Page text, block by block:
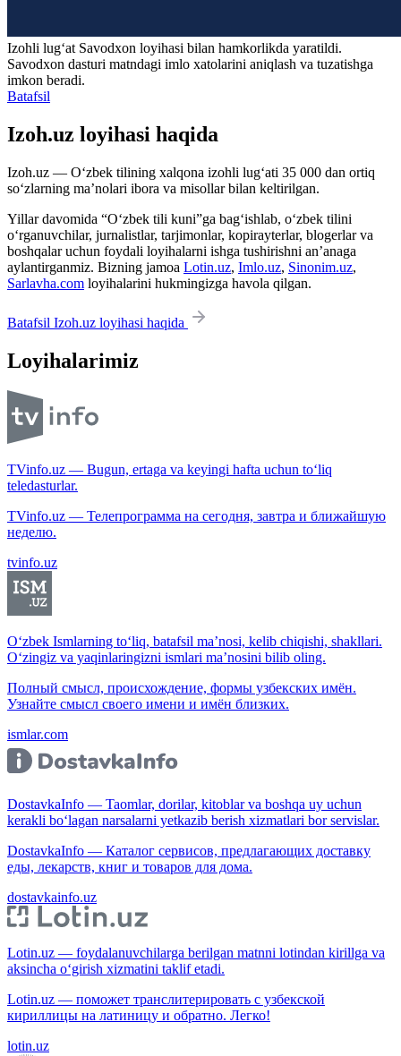
Izohli lugʻat Savodxon loyihasi bilan hamkorlikda yaratildi.
Savodxon dasturi matndagi imlo xatolarini aniqlash va tuzatishga
imkon beradi.
Batafsil
Izoh.uz loyihasi haqida
Izoh.uz — O‘zbek tilining xalqona izohli lug‘ati 35 000 dan ortiq
so‘zlarning ma’nolari ibora va misollar bilan keltirilgan.
Yillar davomida “O‘zbek tili kuni”ga bag‘ishlab, o‘zbek tilini
o‘rganuvchilar, jurnalistlar, tarjimonlar, kopirayterlar, blogerlar va
boshqalar uchun foydali loyihalarni ishga tushirishni an’anaga
aylantirganmiz. Bizning jamoa Lotin.uz, Imlo.uz, Sinonim.uz,
Sarlavha.com loyihalarini hukmingizga havola qilgan.
Batafsil Izoh.uz loyihasi haqida
Loyihalarimiz
TVinfo.uz — Bugun, ertaga va keyingi hafta uchun to‘liq
teledasturlar.
TVinfo.uz — Телепрограмма на сегодня, завтра и ближайшую
неделю.
tvinfo.uz
O‘zbek Ismlarning to‘liq, batafsil ma’nosi, kelib chiqishi, shakllari.
O‘zingiz va yaqinlaringizni ismlari ma’nosini bilib oling.
Полный смысл, происхождение, формы узбекских имён.
Узнайте смысл своего имени и имён близких.
ismlar.com
DostavkaInfo — Taomlar, dorilar, kitoblar va boshqa uy uchun
kerakli bo‘lagan narsalarni yetkazib berish xizmatlari bor servislar.
DostavkaInfo — Каталог сервисов, предлагающих доставку
еды, лекарств, книг и товаров для дома.
dostavkainfo.uz
Lotin.uz — foydalanuvchilarga berilgan matnni lotindan kirillga va
aksincha o‘girish xizmatini taklif etadi.
Lotin.uz — поможет транслитерировать с узбекской
кириллицы на латиницу и обратно. Легко!
lotin.uz